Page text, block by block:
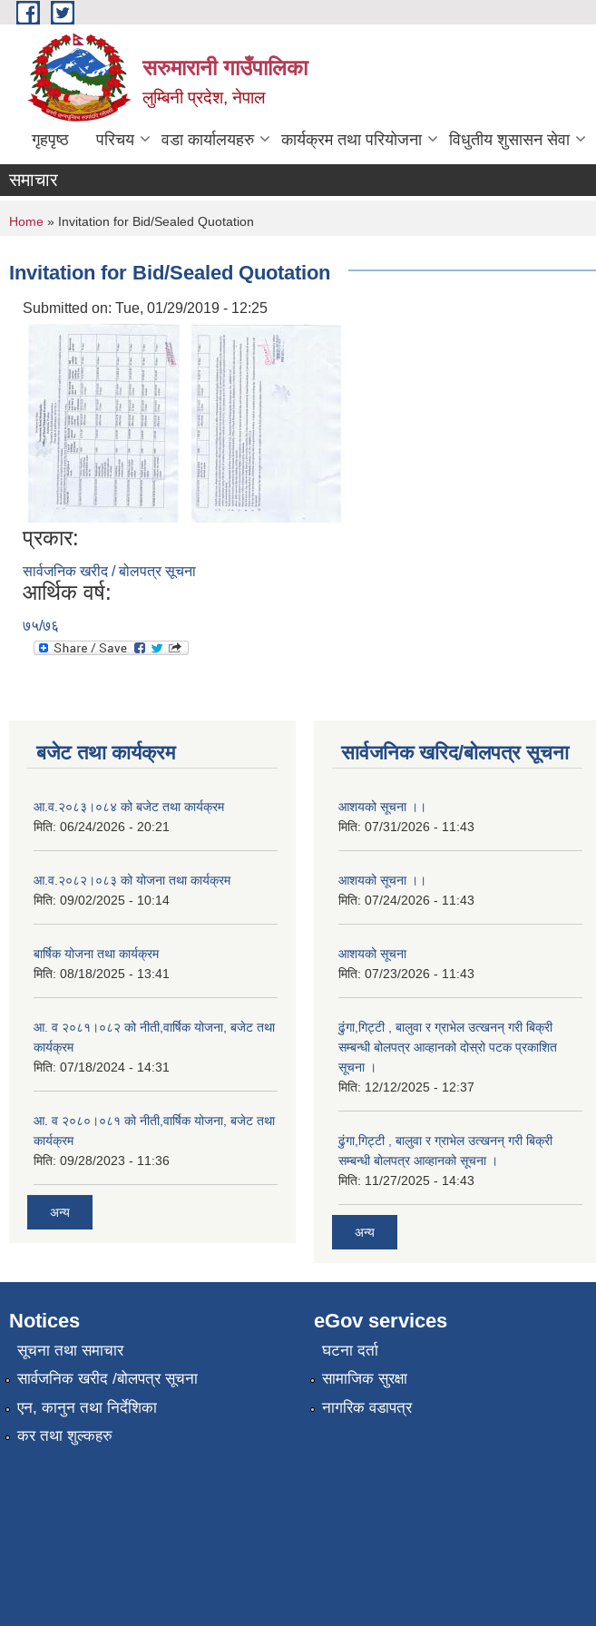
Skip to main content
सरुमारानी गाउँपालिका
लुम्बिनी प्रदेश, नेपाल
गृहपृष्ठ परिचय वडा कार्यालयहरु कार्यक्रम तथा परियोजना विधुतीय शुसासन सेवा
समाचार
You are here
Home » Invitation for Bid/Sealed Quotation
Invitation for Bid/Sealed Quotation
Submitted on: Tue, 01/29/2019 - 12:25
प्रकार:
सार्वजनिक खरीद / बोलपत्र सूचना
आर्थिक वर्ष:
७५/७६
बजेट तथा कार्यक्रम
आ.व.२०८३।०८४ को बजेट तथा कार्यक्रम
मिति: 06/24/2026 - 20:21
आ.व.२०८२।०८३ को योजना तथा कार्यक्रम
मिति: 09/02/2025 - 10:14
बार्षिक योजना तथा कार्यक्रम
मिति: 08/18/2025 - 13:41
आ. व २०८१।०८२ को नीती,वार्षिक योजना, बजेट तथा
कार्यक्रम
मिति: 07/18/2024 - 14:31
आ. व २०८०।०८१ को नीती,वार्षिक योजना, बजेट तथा
कार्यक्रम
मिति: 09/28/2023 - 11:36
अन्य
सार्वजनिक खरिद/बोलपत्र सूचना
आशयको सूचना ।।
मिति: 07/31/2026 - 11:43
आशयको सूचना ।।
मिति: 07/24/2026 - 11:43
आशयको सूचना
मिति: 07/23/2026 - 11:43
ढुंगा,गिट्टी , बालुवा र ग्राभेल उत्खनन् गरी बिक्री
सम्बन्धी बोलपत्र आव्हानको दोस्रो पटक प्रकाशित
सूचना ।
मिति: 12/12/2025 - 12:37
ढुंगा,गिट्टी , बालुवा र ग्राभेल उत्खनन् गरी बिक्री
सम्बन्धी बोलपत्र आव्हानको सूचना ।
मिति: 11/27/2025 - 14:43
अन्य
Notices
सूचना तथा समाचार
सार्वजनिक खरीद /बोलपत्र सूचना
एन, कानुन तथा निर्देशिका
कर तथा शुल्कहरु
eGov services
घटना दर्ता
सामाजिक सुरक्षा
नागरिक वडापत्र